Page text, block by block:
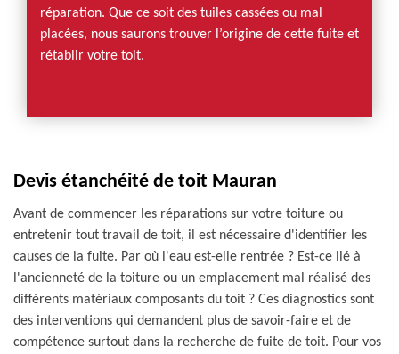
réparation. Que ce soit des tuiles cassées ou mal
placées, nous saurons trouver l’origine de cette fuite et
rétablir votre toit.
Devis étanchéité de toit Mauran
Avant de commencer les réparations sur votre toiture ou
entretenir tout travail de toit, il est nécessaire d'identifier les
causes de la fuite. Par où l'eau est-elle rentrée ? Est-ce lié à
l'ancienneté de la toiture ou un emplacement mal réalisé des
différents matériaux composants du toit ? Ces diagnostics sont
des interventions qui demandent plus de savoir-faire et de
compétence surtout dans la recherche de fuite de toit. Pour vos